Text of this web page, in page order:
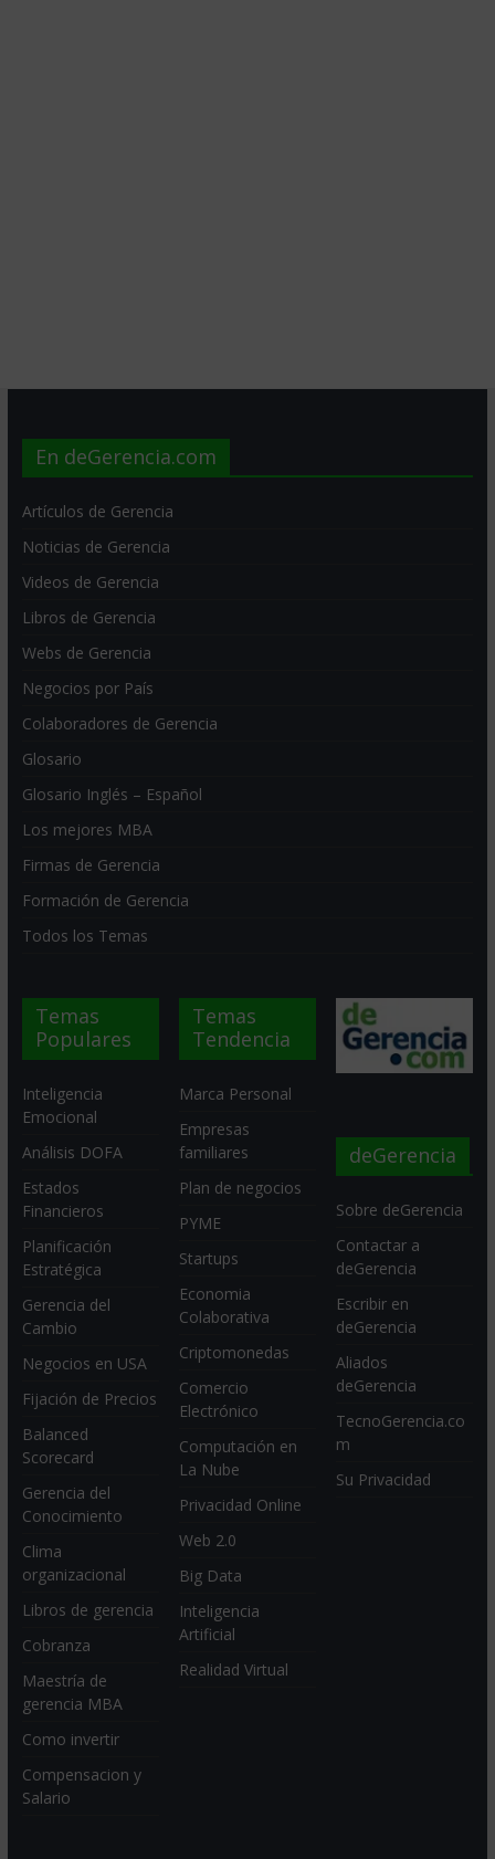
En deGerencia.com
Artículos de Gerencia
Noticias de Gerencia
Videos de Gerencia
Libros de Gerencia
Webs de Gerencia
Negocios por País
Colaboradores de Gerencia
Glosario
Glosario Inglés – Español
Los mejores MBA
Firmas de Gerencia
Formación de Gerencia
Todos los Temas
Temas
Populares
Inteligencia
Emocional
Análisis DOFA
Estados
Financieros
Planificación
Estratégica
Gerencia del
Cambio
Negocios en USA
Fijación de Precios
Balanced
Scorecard
Gerencia del
Conocimiento
Clima
organizacional
Libros de gerencia
Cobranza
Maestría de
gerencia MBA
Como invertir
Compensacion y
Salario
Temas
Tendencia
Marca Personal
Empresas
familiares
Plan de negocios
PYME
Startups
Economia
Colaborativa
Criptomonedas
Comercio
Electrónico
Computación en
La Nube
Privacidad Online
Web 2.0
Big Data
Inteligencia
Artificial
Realidad Virtual
deGerencia
Sobre deGerencia
Contactar a
deGerencia
Escribir en
deGerencia
Aliados
deGerencia
TecnoGerencia.co
m
Su Privacidad